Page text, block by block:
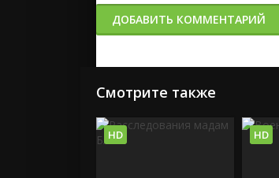
ДОБАВИТЬ КОММЕНТАРИЙ
Смотрите также
HD HD